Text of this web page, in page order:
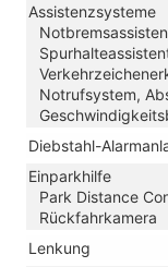
Assistenzsysteme
Notrufsystem,
Diebstahl-
Einparkhilfe
Park Distance
Rückfahrkamera
Lenkung